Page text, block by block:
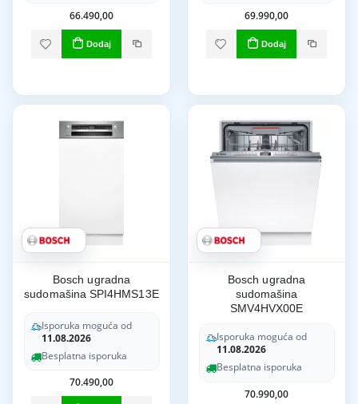
66.490,00
Dodaj
69.990,00
Dodaj
Bosch ugradna
sudomašina SPI4HMS13E
Isporuka moguća od
11.08.2026
Besplatna isporuka
70.490,00
Bosch ugradna
sudomašina
SMV4HVX00E
Isporuka moguća od
11.08.2026
Besplatna isporuka
70.990,00